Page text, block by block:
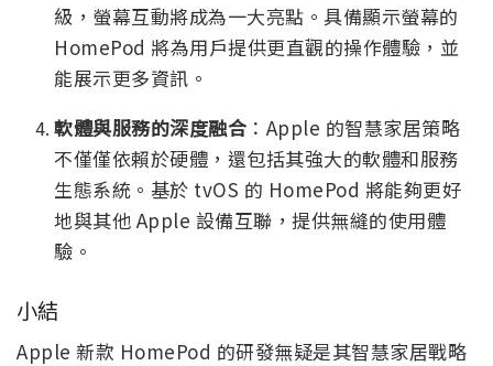
級，螢幕互動將成為一大亮點。具備顯示螢幕的
HomePod 將為用戶提供更直觀的操作體驗，並
能展示更多資訊。
軟體與服務的深度融合 ：Apple 的智慧家居策略
不僅僅依賴於硬體，還包括其強大的軟體和服務
生態系統。基於 tvOS 的 HomePod 將能夠更好
地與其他 Apple 設備互聯，提供無縫的使用體
驗。
小結
Apple 新款 HomePod 的研發無疑是其智慧家居戰略